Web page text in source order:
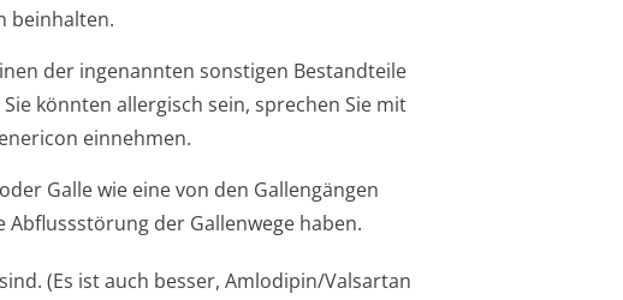
beinhalten.
der ingenannten sonstigen Bestandteile
könnten allergisch sein, sprechen Sie mit
einnehmen.
Galle wie eine von den Gallengängen
der Gallenwege haben.
(Es ist auch besser, Amlodipin/Valsartan